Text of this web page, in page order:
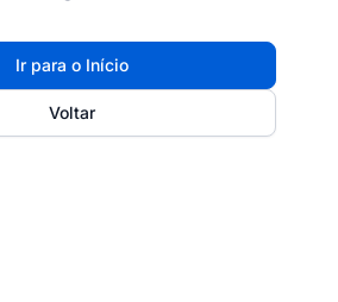
Ir para o Início
Voltar